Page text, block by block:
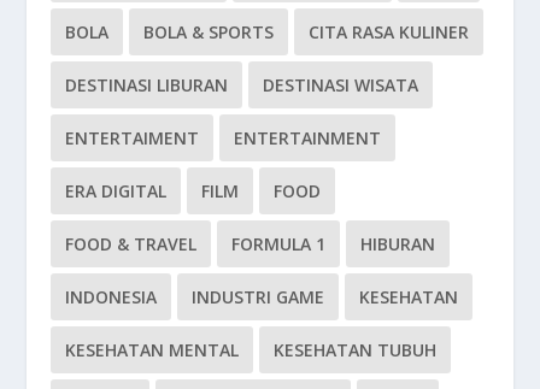
BOLA BOLA & SPORTS CITA RASA KULINER
DESTINASI LIBURAN DESTINASI WISATA
ENTERTAIMENT ENTERTAINMENT
ERA DIGITAL FILM FOOD
FOOD & TRAVEL FORMULA 1 HIBURAN
INDONESIA INDUSTRI GAME KESEHATAN
KESEHATAN MENTAL KESEHATAN TUBUH